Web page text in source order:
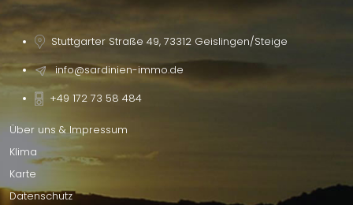
Stuttgarter Straße 49, 73312 Geislingen/Steige
info@sardinien-immo.de
+49 172 73 58 484
Über uns & Impressum
Klima
Karte
Datenschutz